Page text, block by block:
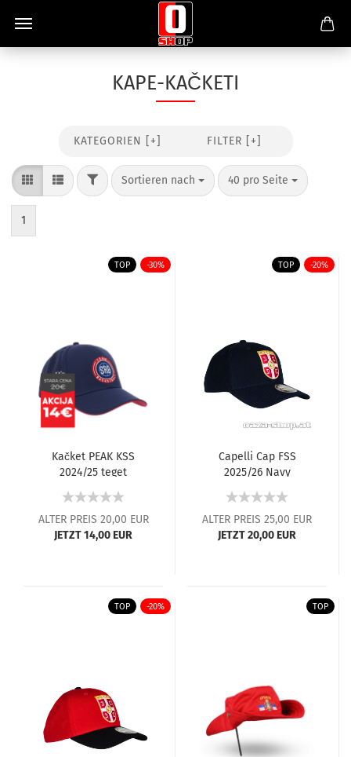
KAPE-KAČKETI
KATEGORIEN [+] FILTER [+]
Sortieren nach 40 pro Seite
1
TOP -30%
Kačket PEAK KSS
2024/25 teget
ALTER PREIS 20,00 EUR
JETZT 14,00 EUR
TOP -20%
Capelli Cap FSS
2025/26 Navy
ALTER PREIS 25,00 EUR
JETZT 20,00 EUR
TOP -20% TOP